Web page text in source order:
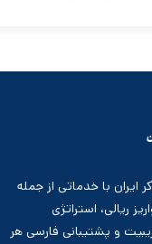
با خدماتی از جمله
ریالی، استراتژی
و پشتیبانی فارسی هر